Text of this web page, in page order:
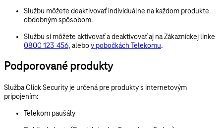
Službu môžete deaktivovať individuálne na každom produkte
obdobným spôsobom.
Službu si môžete aktivovať a deaktivovať aj na Zákazníckej linke
0800 123 456, alebov pobočkách Telekomu.
Podporované produkty
Služba Click Security je určená pre produkty s internetovým
pripojením:
Telekom paušály